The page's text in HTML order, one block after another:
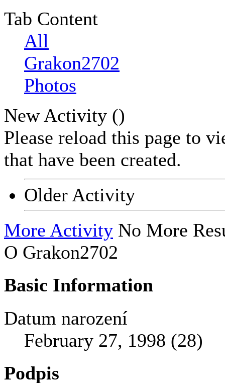
Tab Content
All
Grakon2702
Photos
New Activity ()
Please reload this page to
that have been created.
Older Activity
More Activity No More
O Grakon2702
Basic Information
Datum narození
February 27, 1998 (28)
Podpis